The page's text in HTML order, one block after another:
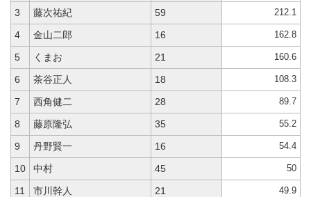
3 藤次祐紀 59 212.1
4 金山二郎 16 162.8
5 くまお 21 160.6
6 茶谷正人 18 108.3
7 西角健二 28 89.7
8 藤原隆弘 35 55.2
9 丹野賢一 16 54.4
10 中村 45 50
11 市川幹人 21 49.9